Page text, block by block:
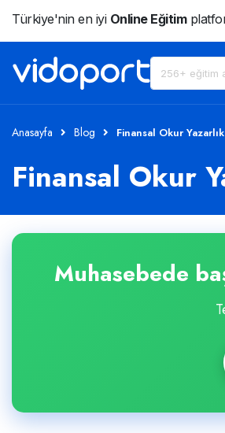
Türkiye'nin en iyi Online Eğitim
Anasayfa Blog Finansal Okur
Finansal Okur
Muhasebede